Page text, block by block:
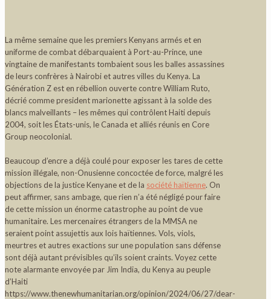
La même semaine que les premiers Kenyans armés et en
uniforme de combat débarquaient à Port-au-Prince, une
vingtaine de manifestants tombaient sous les balles assassines
de leurs confrères à Nairobi et autres villes du Kenya. La
Génération Z est en rébellion ouverte contre William Ruto,
décrié comme president marionette agissant à la solde des
blancs malveillants – les mêmes qui contrôlent Haiti depuis
2004, soit les États-unis, le Canada et alliés réunis en Core
Group neocolonial.
Beaucoup d’encre a déjà coulé pour exposer les tares de cette
mission illégale, non-Onusienne concoctée de force, malgré les
objections de la justice Kenyane et de la société haïtienne. On
peut affirmer, sans ambage, que rien n’a été négligé pour faire
de cette mission un énorme catastrophe au point de vue
humanitaire. Les mercenaires étrangers de la MMSA ne
seraient point assujettis aux lois haïtiennes. Vols, viols,
meurtres et autres exactions sur une population sans défense
sont déjà autant prévisibles qu’ils soient craints. Voyez cette
note alarmante envoyée par Jim India, du Kenya au peuple
d’Haiti
https://www.thenewhumanitarian.org/opinion/2024/06/27/dear-